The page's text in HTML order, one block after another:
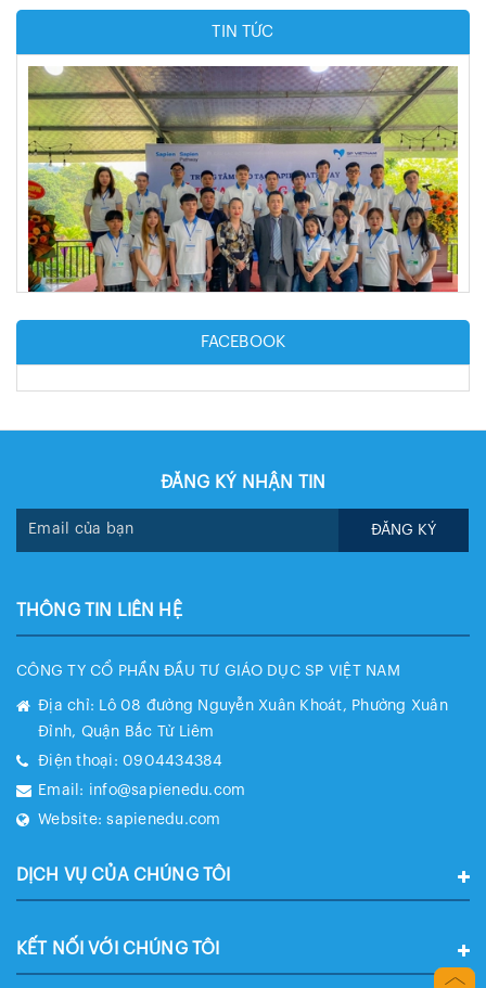
TIN TỨC
FACEBOOK
ĐĂNG KÝ NHẬN TIN
ĐĂNG KÝ
THÔNG TIN LIÊN HỆ
CÔNG TY CỔ PHẦN ĐẦU TƯ GIÁO DỤC SP VIỆT NAM
Địa chỉ: Lô 08 đường Nguyễn Xuân Khoát, Phường Xuân
Đỉnh, Quận Bắc Từ Liêm
Điện thoại: 0904434384
Email: info@sapienedu.com
Website:sapienedu.com
DỊCH VỤ CỦA CHÚNG TÔI
KẾT NỐI VỚI CHÚNG TÔI